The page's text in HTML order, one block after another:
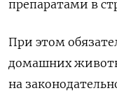
препаратами в
При этом
домашних
на